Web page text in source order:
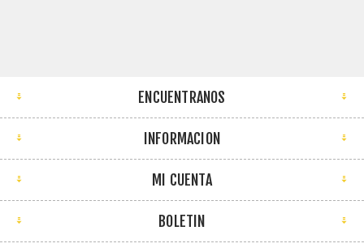
ENCUENTRANOS
INFORMACION
MI CUENTA
BOLETIN